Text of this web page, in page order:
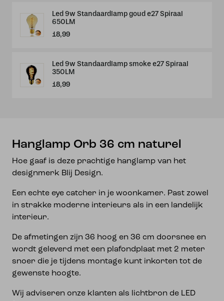
Led 9w Standaardlamp goud e27 Spiraal
650LM
18,99
Led 9w Standaardlamp smoke e27 Spiraal
350LM
18,99
Hanglamp Orb 36 cm naturel
Hoe gaaf is deze prachtige hanglamp van het
designmerk Blij Design.
Een echte eye catcher in je woonkamer. Past zowel
in strakke moderne interieurs als in een landelijk
interieur.
De afmetingen zijn 36 hoog en 36 cm doorsnee en
wordt geleverd met een plafondplaat met 2 meter
snoer die je tijdens montage kunt inkorten tot de
gewenste hoogte.
Wij adviseren onze klanten als lichtbron de LED